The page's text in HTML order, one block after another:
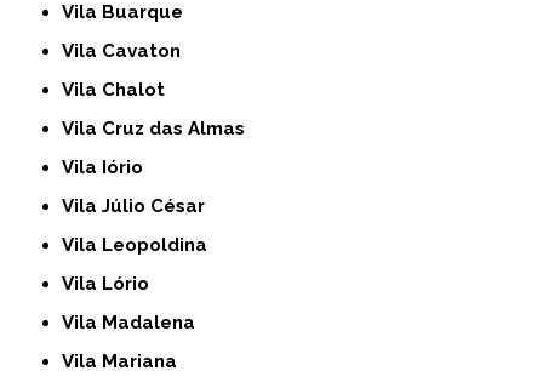
Vila Buarque
Vila Cavaton
Vila Chalot
Vila Cruz das Almas
Vila Iório
Vila Júlio César
Vila Leopoldina
Vila Lório
Vila Madalena
Vila Mariana